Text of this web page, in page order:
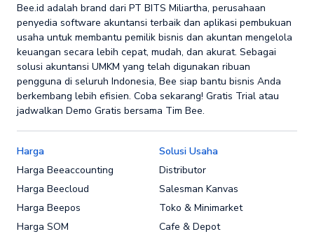
Bee.id adalah brand dari PT BITS Miliartha, perusahaan
penyedia software akuntansi terbaik dan aplikasi pembukuan
usaha untuk membantu pemilik bisnis dan akuntan mengelola
keuangan secara lebih cepat, mudah, dan akurat. Sebagai
solusi akuntansi UMKM yang telah digunakan ribuan
pengguna di seluruh Indonesia, Bee siap bantu bisnis Anda
berkembang lebih efisien. Coba sekarang! Gratis Trial atau
jadwalkan Demo Gratis bersama Tim Bee.
Harga
Harga Beeaccounting
Harga Beecloud
Harga Beepos
Harga SOM
Solusi Usaha
Distributor
Salesman Kanvas
Toko & Minimarket
Cafe & Depot